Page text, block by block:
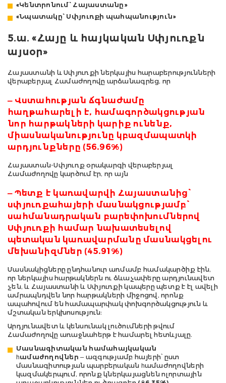
«Կենտրոնում՝ Հայաստանը»
«Նպատակը՝ Սփյուռքի պահպանություն»
5.ա. «Հայը և հայկական Սփյուռքն
այսօր»
Հայաստանի և Սփյուռքի ներկայիս հարաբերությունների
վերաբերյալ Համաժողովը արձանագրեց, որ
‒ Վստահության ճգնաժամը
հաղթահարելի է, համագործակցության
նոր հարթակների կարիք ունենք,
միասնականությունը կբազմապատկի
արդյունքները (56.96%)
Հայաստան-Սփյուռք օրակարգի վերաբերյալ
Համաժողովը կարծում էր, որ այն
‒ Պետք է կառավարվի Հայաստանից՝
սփյուռքահայերի մասնակցությամբ՝
սահմանադրական բարեփոխումներով
Սփյուռքի համար նախատեսելով
պետական կառավարմանը մասնակցելու
մեխանիզմներ (45.91%)
Մասնակիցները ընդհանուր առմամբ համակարծիք էին,
որ ներկայիս հարթակներն ու ձևաչափերը արդյունավետ
չեն, և Հայաստանի և Սփյուռքի կապերը պետք է էլ ավելի
ամրապնդվեն նոր հարթակների միջոցով, որոնք
ապահովում են համապարփակ փոխգործակցություն և
մշտական երկխոսություն:
Արդյունավետ և կենսունակ լուծումների թվում
Համաժողովը առաջնահերթ է համարել հետևյալը.
Մասնագիտական համահայկական
hամաժողովներ– ազգությամբ հայերի՝ ըստ
մասնագիտության պարբերական hամաժողովների
կազմակերպում, որոնք կներկայացնեն ոլորտային